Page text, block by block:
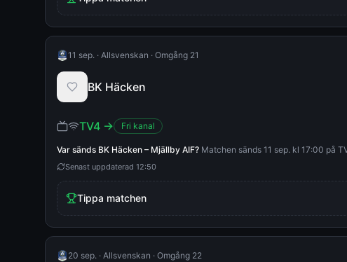
11 sep. · Allsvenskan · Omgång 21
BK Häcken
TV4 → Fri kanal
Var sänds BK Häcken – Mjällby AIF? Matchen sänds 11 sep. kl 17:00 på
Senast uppdaterad 12:50
Tippa matchen
20 sep. · Allsvenskan · Omgång 22